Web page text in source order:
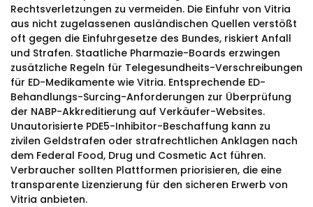
Rechtsverletzungen zu vermeiden. Die Einfuhr von Vitria
aus nicht zugelassenen ausländischen Quellen verstößt
oft gegen die Einfuhrgesetze des Bundes, riskiert Anfall
und Strafen. Staatliche Pharmazie-Boards erzwingen
zusätzliche Regeln für Telegesundheits-Verschreibungen
für ED-Medikamente wie Vitria. Entsprechende ED-
Behandlungs-Surcing-Anforderungen zur Überprüfung
der NABP-Akkreditierung auf Verkäufer-Websites.
Unautorisierte PDE5-Inhibitor-Beschaffung kann zu
zivilen Geldstrafen oder strafrechtlichen Anklagen nach
dem Federal Food, Drug und Cosmetic Act führen.
Verbraucher sollten Plattformen priorisieren, die eine
transparente Lizenzierung für den sicheren Erwerb von
Vitria anbieten.